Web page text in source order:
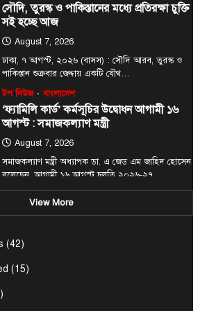
টপ নিউজ বাংলাদেশ
‘ফ্যামিলি কার্ড’ কর্মসূচির উদ্বোধন আগামী ১৬
আগস্ট : সমাজকল্যাণ মন্ত্রী
August 7, 2026
সমাজকল্যাণ মন্ত্রী অধ্যাপক ডা. এ জেড এম জাহিদ হোসেন
বলেছেন, আগামী ১৬ আগস্ট চলতি ২০২৬-২৭…
টপ নিউজ বাংলাদেশ বিশেষ সংবাদ
সরকারের পাঁচ মন্ত্রণালয় ও দপ্তরে নতুন সচিব
নিয়োগ
August 7, 2026
দেশের তিনটি মন্ত্রণালয় ও দুইটি দপ্তরে নতুন সচিব নিয়োগ
দিয়েছে সরকার। আজ (বৃহস্পতিবার) এ সংক্রান্ত…
প্রধানমন্ত্রী হিসাবে ২০ বছরের ব্যবধানে মা-
ছেলের বাঁশখালী সফর
August 8, 2026
এনামুল হক রাশেদী, চট্টগ্রামঃ ★ দুই দশক পর আবার
View More
(42)
(15)